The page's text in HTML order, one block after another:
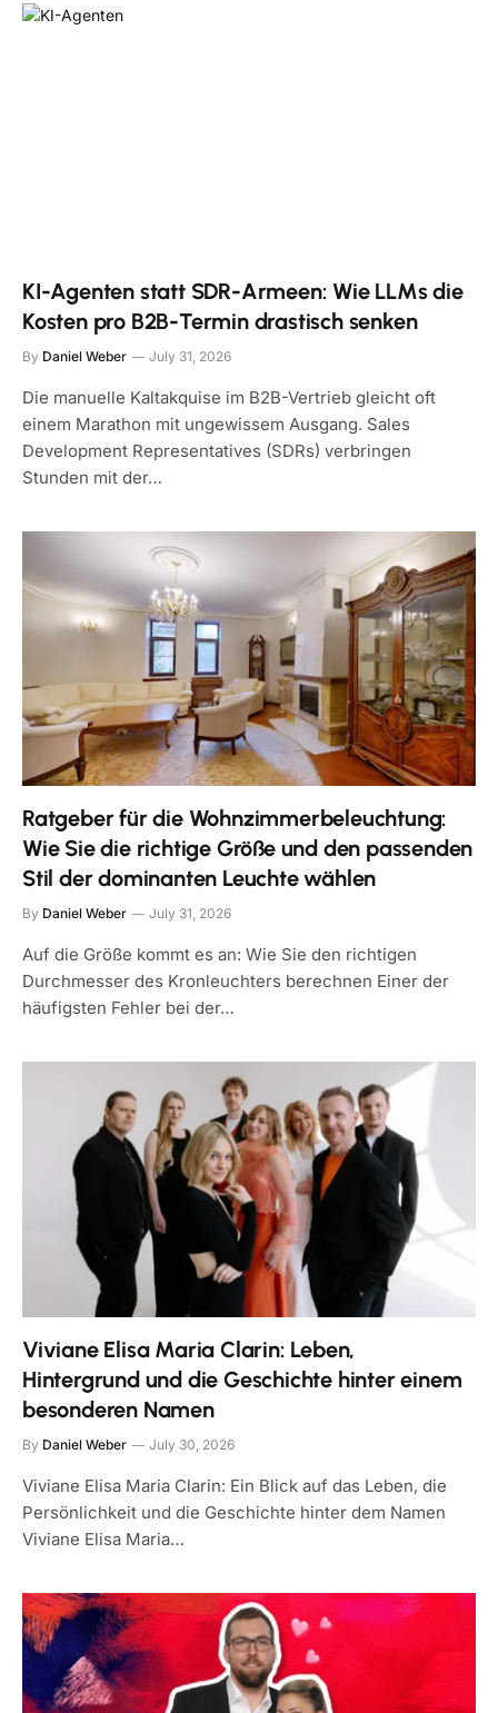
KI-Agenten statt SDR-Armeen: Wie LLMs die
Kosten pro B2B-Termin drastisch senken
By Daniel Weber July 31, 2026
Die manuelle Kaltakquise im B2B-Vertrieb gleicht oft
einem Marathon mit ungewissem Ausgang. Sales
Development Representatives (SDRs) verbringen
Stunden mit der…
Ratgeber für die Wohnzimmerbeleuchtung:
Wie Sie die richtige Größe und den passenden
Stil der dominanten Leuchte wählen
By Daniel Weber July 31, 2026
Auf die Größe kommt es an: Wie Sie den richtigen
Durchmesser des Kronleuchters berechnen Einer der
häufigsten Fehler bei der…
Viviane Elisa Maria Clarin: Leben,
Hintergrund und die Geschichte hinter einem
besonderen Namen
By Daniel Weber July 30, 2026
Viviane Elisa Maria Clarin: Ein Blick auf das Leben, die
Persönlichkeit und die Geschichte hinter dem Namen
Viviane Elisa Maria…